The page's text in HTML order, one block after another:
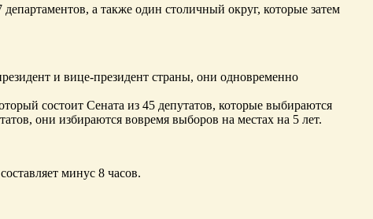
департаментов, а также один столичный округ, которые затем
и вице-президент страны, они одновременно
состоит Сената из 45 депутатов, которые выбираются
они избираются вовремя выборов на местах на 5 лет.
минус 8 часов.